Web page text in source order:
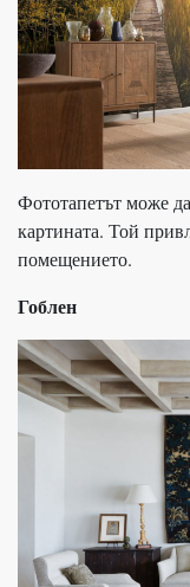
Фототапетът може
картината. Той
помещението.
Гоблен